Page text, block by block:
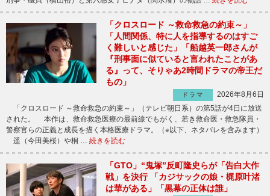
「クロスロード ～救命救急の約束～」
「人間関係、特に人を指導するのはすご
く難しいと感じた」「船越英一郎さんが
『刑事面に似ていると言われたことがあ
る』って、そりゃあ2時間ドラマの帝王だ
もの」
ドラマ
2026年8月6日
「クロスロード ～救命救急の約束～」（テレビ朝日系）の第5話が4日に放送
された。 本作は、救命救急医療の最前線でもがく、若き救命医・救急隊員・
警察官らの正義と成長を描く本格医療ドラマ。（※以下、ネタバレを含みます）
遥（今田美桜）や桐 … 続きを読む
「GTO」“鬼塚”反町隆史らが「告白大作
戦」を決行 「カジサックの娘・梶原叶渚
は華がある」「黒幕の正体は誰」